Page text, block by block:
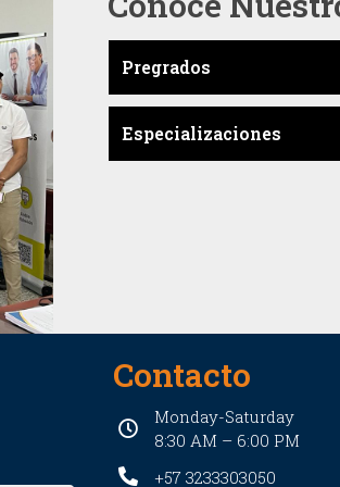
Pregrados
Especializaciones
Contacto
Monday-Saturday
8:30 AM – 6:00 PM
+57 3233303050